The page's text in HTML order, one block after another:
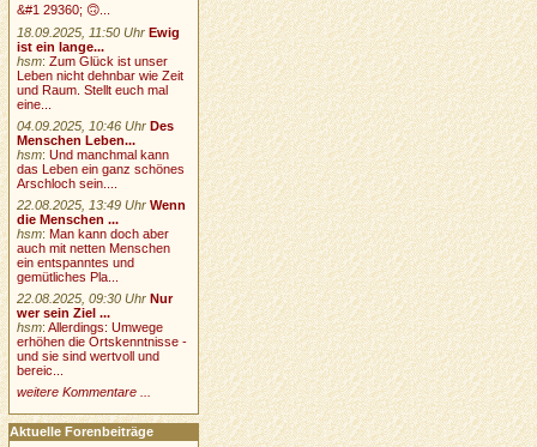
&#1 29360; 🙃...
18.09.2025, 11:50 Uhr Ewig
ist ein lange...
hsm:Zum Glück ist unser
Leben nicht dehnbar wie Zeit
und Raum. Stellt euch mal
eine...
04.09.2025, 10:46 Uhr Des
Menschen Leben...
hsm:Und manchmal kann
das Leben ein ganz schönes
Arschloch sein....
22.08.2025, 13:49 Uhr Wenn
die Menschen ...
hsm:Man kann doch aber
auch mit netten Menschen
ein entspanntes und
gemütliches Pla...
22.08.2025, 09:30 Uhr Nur
wer sein Ziel ...
hsm:Allerdings: Umwege
erhöhen die Ortskenntnisse -
und sie sind wertvoll und
bereic...
weitere Kommentare ...
Aktuelle Forenbeiträge